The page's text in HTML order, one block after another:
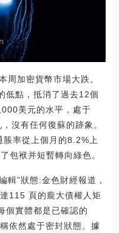
周加密貨幣市場大跌。
低點，抵消了過去12個
美元的水平，處于
沒有任何復蘇的跡象。
率從上個月的8.2%上
包袱并短暫轉向綠色。
輯”狀態:金色財經報道，
115 頁的龐大債權人矩
個實體都是已確認的
依然處于密封狀態。據